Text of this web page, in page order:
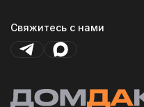
Свяжитесь с нами